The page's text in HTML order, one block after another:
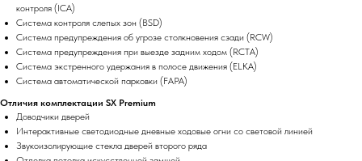
контроля (ICA)
Система контроля слепых зон (BSD)
Система предупреждения об угрозе столкновения сзади (RCW)
Система предупреждения при выезде задним ходом (RCTA)
Система экстренного удержания в полосе движения (ELKA)
Система автоматической парковки (FAPA)
Отличия комплектации SX Premium
Доводчики дверей
Интерактивные светодиодные дневные ходовые огни со световой линией
Звукоизолирующие стекла дверей второго ряда